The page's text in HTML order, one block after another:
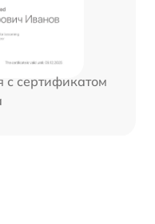
с сертификатом